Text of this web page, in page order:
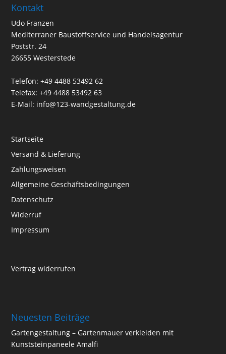
Kontakt
Udo Franzen
Mediterraner Baustoffservice und Handelsagentur
Poststr. 24
26655 Westerstede
Telefon: +49 4488 53492 62
Telefax: +49 4488 53492 63
E-Mail: info@123-wandgestaltung.de
Startseite
Versand & Lieferung
Zahlungsweisen
Allgemeine Geschäftsbedingungen
Datenschutz
Widerruf
Impressum
Vertrag widerrufen
Neuesten Beiträge
Gartengestaltung – Gartenmauer verkleiden mit
Kunststeinpaneele Amalfi